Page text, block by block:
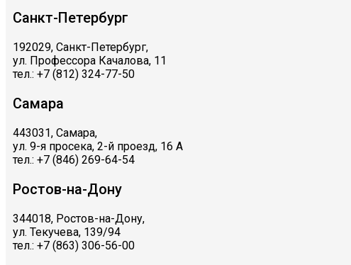
Санкт-Петербург
192029, Санкт-Петербург,
ул. Профессора Качалова, 11
тел.: +7 (812) 324-77-50
Самара
443031, Самара,
ул. 9-я просека, 2-й проезд, 16 А
тел.: +7 (846) 269-64-54
Ростов-на-Дону
344018, Ростов-на-Дону,
ул. Текучева, 139/94
тел.: +7 (863) 306-56-00